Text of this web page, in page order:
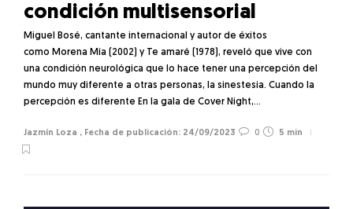
condición multisensorial
Miguel Bosé, cantante internacional y autor de éxitos
como Morena Mía (2002) y Te amaré (1978), reveló que vive con
una condición neurológica que lo hace tener una percepción del
mundo muy diferente a otras personas, la sinestesia. Cuando la
percepción es diferente En la gala de Cover Night,…
Jazmín Loza , 24/09/2023 0 5 min